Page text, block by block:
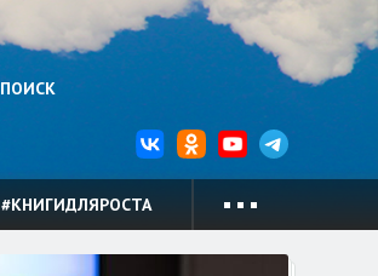
ПОИСК
#КНИГИДЛЯРОСТА